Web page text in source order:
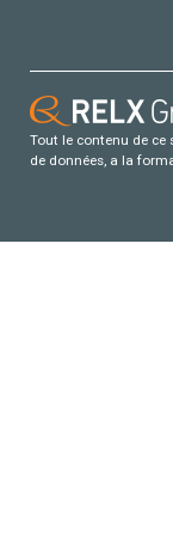
Tout le contenu de ce
de données, a la